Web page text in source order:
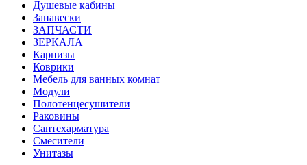
Душевые кабины
Занавески
ЗАПЧАСТИ
ЗЕРКАЛА
Карнизы
Коврики
Мебель для ванных комнат
Модули
Полотенцесушители
Раковины
Сантехарматура
Смесители
Унитазы